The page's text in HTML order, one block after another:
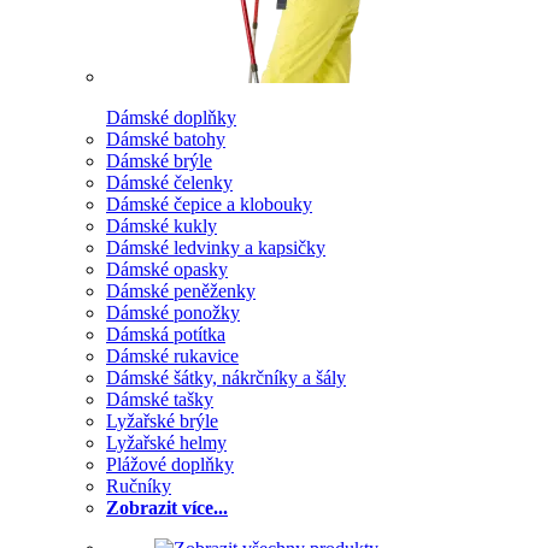
Dámské doplňky
Dámské batohy
Dámské brýle
Dámské čelenky
Dámské čepice a klobouky
Dámské kukly
Dámské ledvinky a kapsičky
Dámské opasky
Dámské peněženky
Dámské ponožky
Dámská potítka
Dámské rukavice
Dámské šátky, nákrčníky a šály
Dámské tašky
Lyžařské brýle
Lyžařské helmy
Plážové doplňky
Ručníky
Zobrazit více...